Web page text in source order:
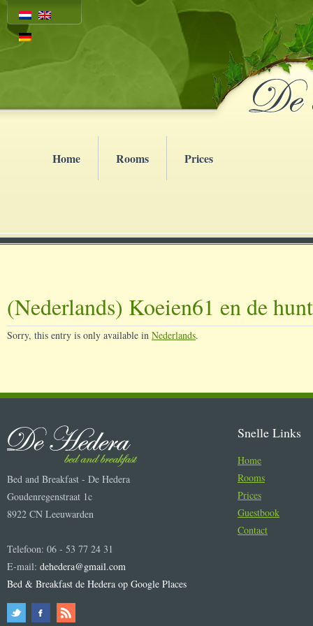
Home Rooms Prices
(Nederlands) Koeien61 en de
Sorry, this entry is only available in Nederlands.
Bed and Breakfast - De Hedera
Goudenregenstraat 1c
8922 CN Leeuwarden
Telefoon: 06 - 53 77 24 31
E-mail: dehedera@gmail.com
Bed & Breakfast de Hedera op Google Places
Snelle Links
Home
Rooms
Prices
Guestbook
Contact